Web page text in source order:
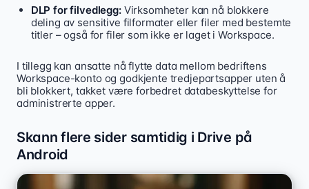
DLP for filvedlegg:Virksomheter kan nå blokkere
deling av sensitive filformater eller filer med bestemte
titler – også for filer som ikke er laget i Workspace.
I tillegg kan ansatte nå flytte data mellom bedriftens
Workspace-konto og godkjente tredjepartsapper uten å
bli blokkert, takket være forbedret databeskyttelse for
administrerte apper.
Skann flere sider samtidig i Drive på
Android